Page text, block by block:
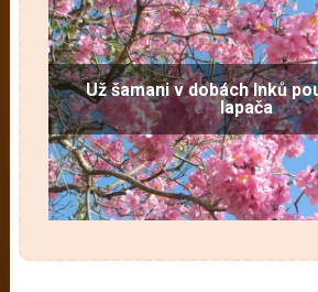
Už šamani v dobách Inků
lapača